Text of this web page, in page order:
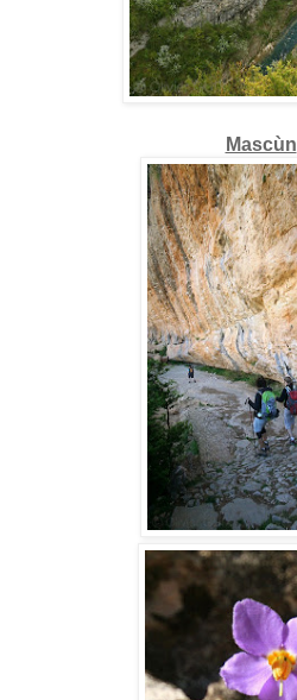
Mascùn